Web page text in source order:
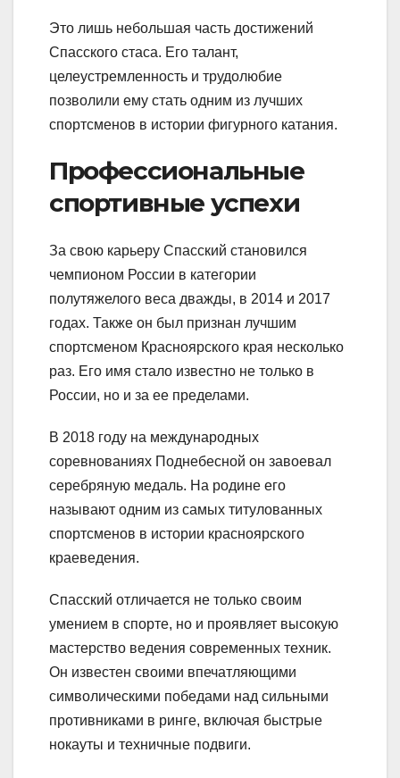
Это лишь небольшая часть достижений
Спасского стаса. Его талант,
целеустремленность и трудолюбие
позволили ему стать одним из лучших
спортсменов в истории фигурного катания.
Профессиональные
спортивные успехи
За свою карьеру Спасский становился
чемпионом России в категории
полутяжелого веса дважды, в 2014 и 2017
годах. Также он был признан лучшим
спортсменом Красноярского края несколько
раз. Его имя стало известно не только в
России, но и за ее пределами.
В 2018 году на международных
соревнованиях Поднебесной он завоевал
серебряную медаль. На родине его
называют одним из самых титулованных
спортсменов в истории красноярского
краеведения.
Спасский отличается не только своим
умением в спорте, но и проявляет высокую
мастерство ведения современных техник.
Он известен своими впечатляющими
символическими победами над сильными
противниками в ринге, включая быстрые
нокауты и техничные подвиги.